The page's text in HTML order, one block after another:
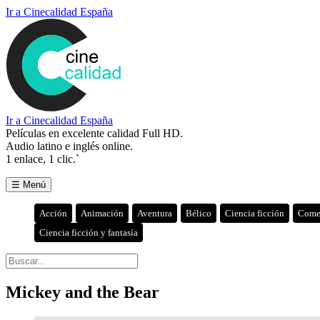
Ir a Cinecalidad España
Ir a Cinecalidad España
Películas en excelente calidad Full HD.
Audio latino e inglés online.
1 enlace, 1 clic.`
☰ Menú
Acción Animación Aventura Bélico Ciencia ficción
Ciencia ficción y fantasía
Mickey and the Bear